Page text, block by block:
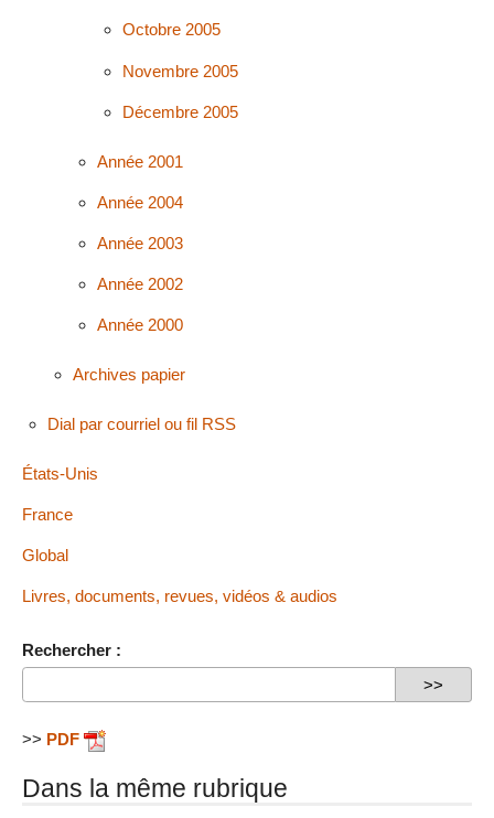
Octobre 2005
Novembre 2005
Décembre 2005
Année 2001
Année 2004
Année 2003
Année 2002
Année 2000
Archives papier
Dial par courriel ou fil RSS
États-Unis
France
Global
Livres, documents, revues, vidéos & audios
Rechercher :
>> PDF
Dans la même rubrique